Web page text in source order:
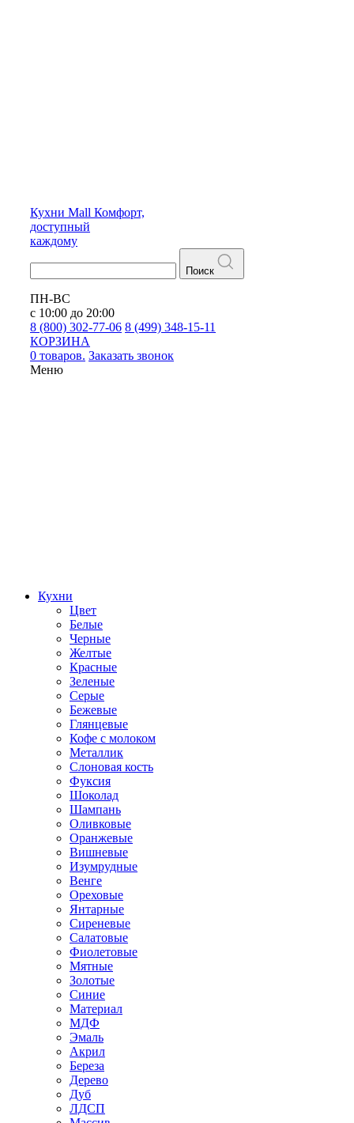
Кухни Mall Комфорт,
доступный
каждому
Поиск
ПН-ВС
с 10:00 до 20:00
8 (800) 302-77-06 8 (499) 348-15-11
КОРЗИНА
0 товаров. Заказать звонок
Меню
Кухни
Цвет
Белые
Черные
Желтые
Красные
Зеленые
Серые
Бежевые
Глянцевые
Кофе с молоком
Металлик
Слоновая кость
Фуксия
Шоколад
Шампань
Оливковые
Оранжевые
Вишневые
Изумрудные
Венге
Ореховые
Янтарные
Сиреневые
Салатовые
Фиолетовые
Мятные
Золотые
Синие
Материал
МДФ
Эмаль
Акрил
Береза
Дерево
Дуб
ЛДСП